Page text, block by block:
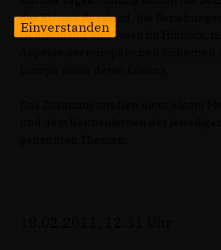
der EU und Russland, die
Deutschland und Polen im Hinblick,
Einverstanden